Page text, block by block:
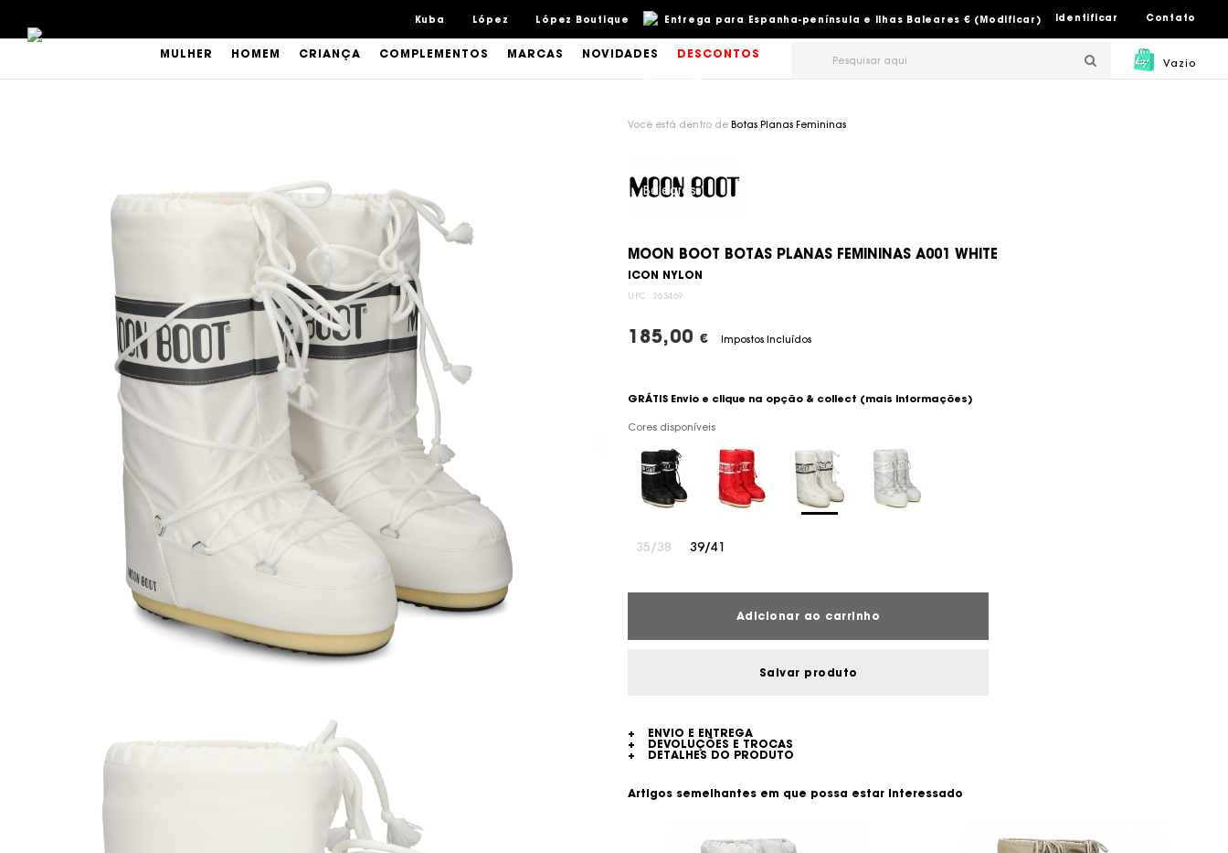
Contato
Identificar
Entrega para Espanha-península e Ilhas Baleares € (Modificar)
Kuba López López Boutique
Vazio
MULHER HOMEM CRIANÇA COMPLEMENTOS MARCAS NOVIDADES DESCONTOS
Você está dentro de Botas Planas Femininas
MOON BOOT BOTAS PLANAS FEMININAS A001 WHITE
ICON NYLON
UPC: 263469
185,00 € Impostos Incluídos
GRÁTIS Envio e clique na opção & collect (mais informações)
Cores disponíveis
35/38 39/41
Adicionar ao carrinho
Salvar produto
+
ENVIO E ENTREGA
+
DEVOLUÇÕES E TROCAS
+
DETALHES DO PRODUTO
Artigos semelhantes em que possa estar interessado